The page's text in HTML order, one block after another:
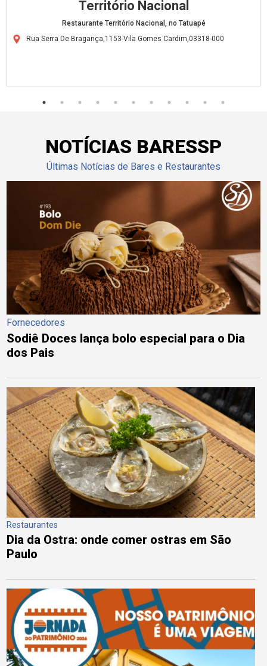
Território Nacional
Restaurante Território Nacional, no Tatuapé
Rua Serra De Bragança,1153-Vila Gomes Cardim,03318-000
NOTÍCIAS BARESSP
Últimas Notícias de Bares e Restaurantes
Fornecedores
Sodiê Doces lança bolo especial para o Dia
dos Pais
Restaurantes
Dia da Ostra: onde comer ostras em São
Paulo